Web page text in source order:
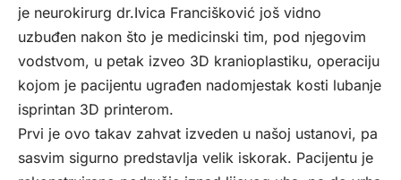
je neurokirurg dr.Ivica Francišković još vidno
uzbuđen nakon što je medicinski tim, pod njegovim
vodstvom, u petak izveo 3D kranioplastiku, operaciju
kojom je pacijentu ugrađen nadomjestak kosti lubanje
isprintan 3D printerom.
Prvi je ovo takav zahvat izveden u našoj ustanovi, pa
sasvim sigurno predstavlja velik iskorak. Pacijentu je